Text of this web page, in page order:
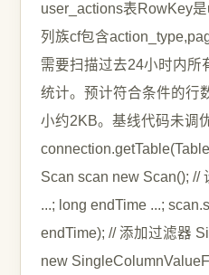
user_actions表RowKey
列族cf包含
需要扫描过去24小时内所
统计。预计符合条件的行
小约2KB。基线代码未调
Scan scan new Scan(); //
...; long endTime ...;
endTime); // 添加过滤器
new